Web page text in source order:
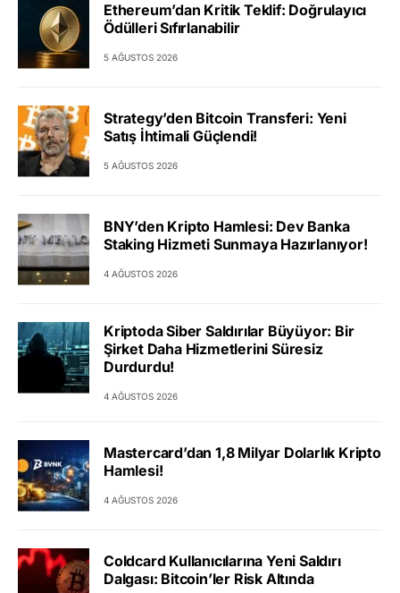
Ethereum’dan Kritik Teklif: Doğrulayıcı
Ödülleri Sıfırlanabilir
5 AĞUSTOS 2026
Strategy’den Bitcoin Transferi: Yeni
Satış İhtimali Güçlendi!
5 AĞUSTOS 2026
BNY’den Kripto Hamlesi: Dev Banka
Staking Hizmeti Sunmaya Hazırlanıyor!
4 AĞUSTOS 2026
Kriptoda Siber Saldırılar Büyüyor: Bir
Şirket Daha Hizmetlerini Süresiz
Durdurdu!
4 AĞUSTOS 2026
Mastercard’dan 1,8 Milyar Dolarlık Kripto
Hamlesi!
4 AĞUSTOS 2026
Coldcard Kullanıcılarına Yeni Saldırı
Dalgası: Bitcoin’ler Risk Altında